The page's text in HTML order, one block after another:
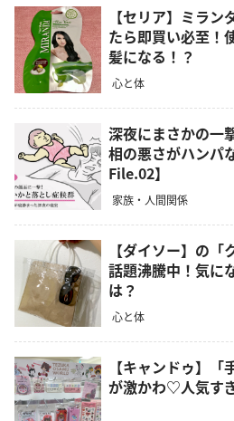
【セリア】ミラ
たら即買い必至！
髪になる！？
心と体
深夜にまさかの一
相の悪さがハンパ
File.02】
家族・人間関係
【ダイソー】の
話題沸騰中！気に
は？
心と体
【キャンドゥ】「
が激かわ♡人気す